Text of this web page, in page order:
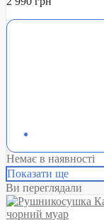
Немає в наявності
Показати ще
Ви переглядали